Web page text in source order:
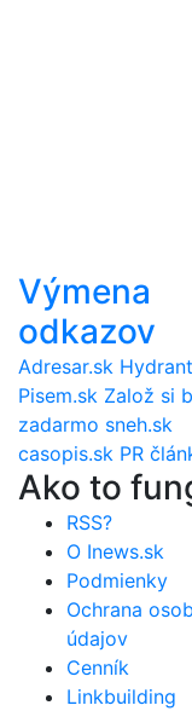
Výmena
odkazov
Adresar.sk
Pisem.sk Založ si
zadarmo sneh.sk
casopis.sk PR
Ako to
RSS?
O Inews.sk
Podmienky
Ochrana
údajov
Cenník
Linkbuilding